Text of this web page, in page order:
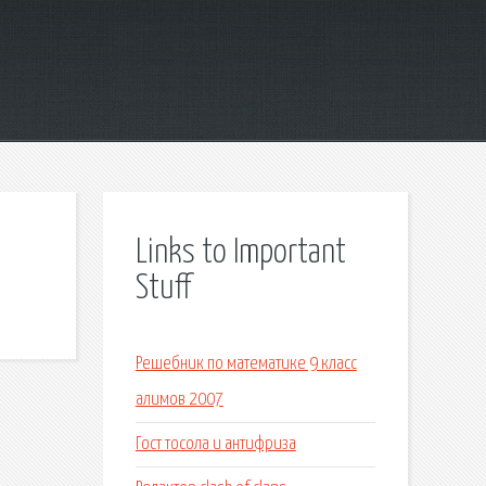
Links to Important
Stuff
Решебник по математике 9 класс
алимов 2007
Гост тосола и антифриза